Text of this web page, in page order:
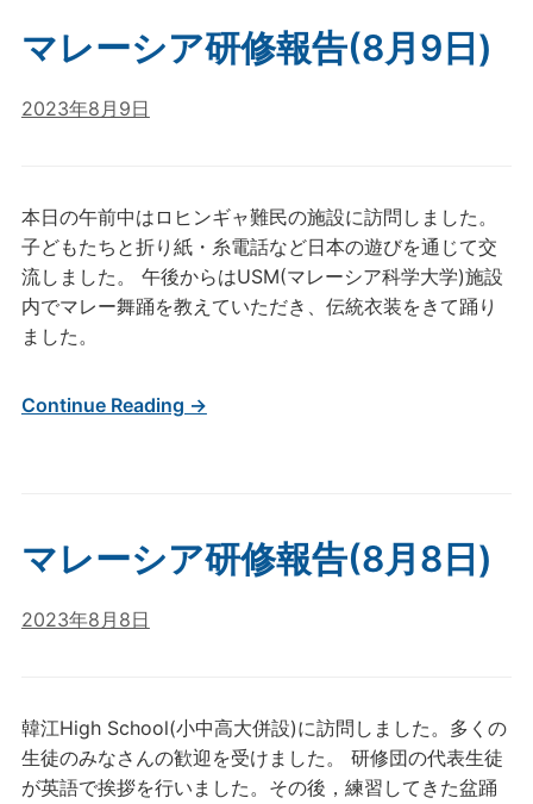
マレーシア研修報告(8月9日)
2023年8月9日
本日の午前中はロヒンギャ難民の施設に訪問しました。
子どもたちと折り紙・糸電話など日本の遊びを通じて交
流しました。 午後からはUSM(マレーシア科学大学)施設
内でマレー舞踊を教えていただき、伝統衣装をきて踊り
ました。
Continue Reading →
マレーシア研修報告(8月8日)
2023年8月8日
韓江High School(小中高大併設)に訪問しました。多くの
生徒のみなさんの歓迎を受けました。 研修団の代表生徒
が英語で挨拶を行いました。その後，練習してきた盆踊